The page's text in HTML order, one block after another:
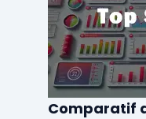
Comparatif